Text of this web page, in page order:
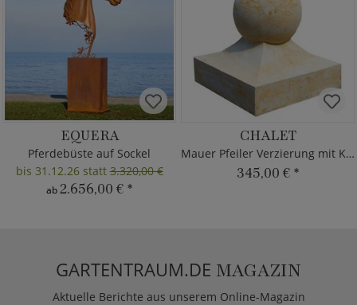
EQUERA
Pferdebüste auf Sockel
bis 31.12.26 statt3.320,00 €
ab2.656,00 € *
CHALET
Mauer Pfeiler Verzierung mit Kugel
345,00 € *
GARTENTRAUM.DE MAGAZIN
Aktuelle Berichte aus unserem Online-Magazin